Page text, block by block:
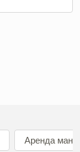
Аренда